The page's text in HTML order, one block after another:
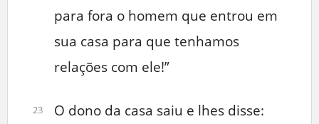
para fora o homem que entrou em
sua casa para que tenhamos
relações com ele!”
23
O dono da casa saiu e lhes disse: